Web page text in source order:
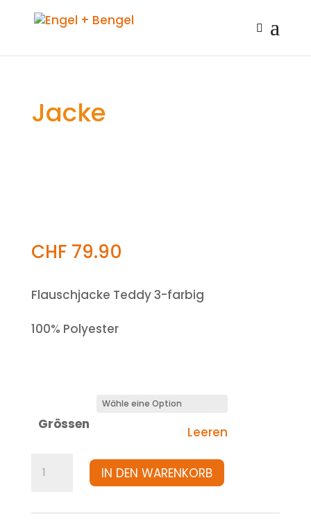
Jacke
CHF79.90
Flauschjacke Teddy 3-farbig
100% Polyester
Grössen
Leeren
Jacke
IN DEN WARENKORB